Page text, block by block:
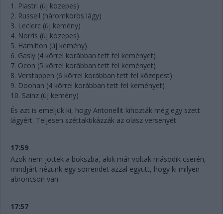
1. Piastri (új közepes)
2. Russell (háromkörös lágy)
3. Leclerc (új kemény)
4. Norris (új közepes)
5. Hamilton (új kemény)
6. Gasly (4 körrel korábban tett fel keményet)
7. Ocon (5 körrel korábban tett fel keményet)
8. Verstappen (6 körrel korábban tett fel közepest)
9. Doohan (4 körrel korábban tett fel keményet)
10. Sainz (új kemény)
És azt is emeljük ki, hogy Antonellit kihozták még egy szett
lágyért. Teljesen széttaktikázzák az olasz versenyét.
17:59
Azok nem jöttek a bokszba, akik már voltak második cserén,
mindjárt nézünk egy sorrendet azzal együtt, hogy ki milyen
abroncson van.
17:57